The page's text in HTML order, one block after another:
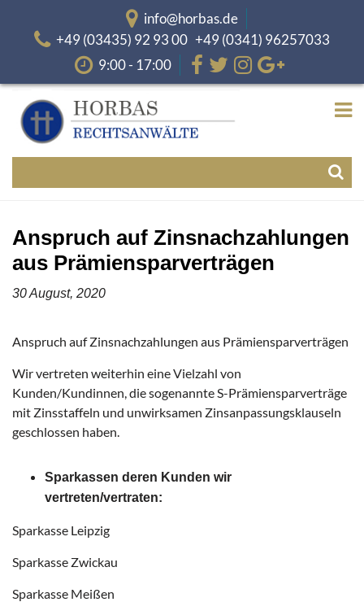
info@horbas.de
+49 (03435) 92 93 00 +49 (0341) 96257033
9:00 - 17:00
Anspruch auf Zinsnachzahlungen
aus Prämiensparverträgen
30 August, 2020
Anspruch auf Zinsnachzahlungen aus Prämiensparverträgen
Wir vertreten weiterhin eine Vielzahl von
Kunden/Kundinnen, die sogenannte S-Prämiensparverträge
mit Zinsstaffeln und unwirksamen Zinsanpassungsklauseln
geschlossen haben.
Sparkassen deren Kunden wir
vertreten/vertraten:
Sparkasse Leipzig
Sparkasse Zwickau
Sparkasse Meißen